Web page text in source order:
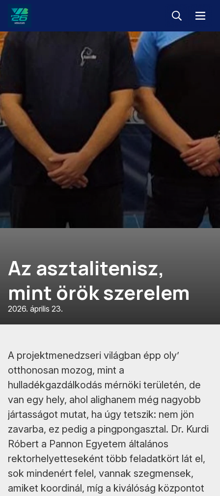
Veszprém-
KeresésMenü
Az asztalitenisz,
mint örök szerelem
2026. április 23.
A projektmenedzseri világban épp oly’
otthonosan mozog, mint a
hulladékgazdálkodás mérnöki területén, de
van egy hely, ahol alighanem még nagyobb
jártasságot mutat, ha úgy tetszik: nem jön
zavarba, ez pedig a pingpongasztal. Dr. Kurdi
Róbert a Pannon Egyetem általános
rektorhelyetteseként több feladatkört lát el,
sok mindenért felel, vannak szegmensek,
amiket koordinál, míg a kiválóság központot